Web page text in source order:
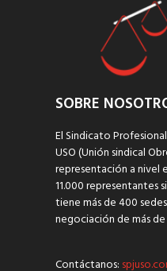
SOBRE
El Sindicato
USO (Unión sindical
representación a nivel
11.000 representantes
tiene más de 400
negociación de más
Contáctanos: